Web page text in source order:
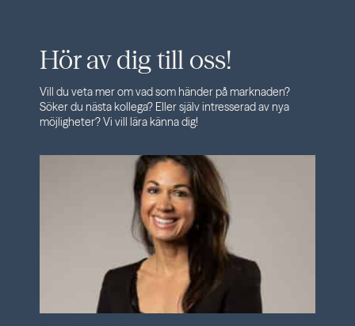
Hör av dig till oss!
Vill du veta mer om vad som händer på marknaden?
Söker du nästa kollega? Eller själv intresserad av nya
möjligheter? Vi vill lära känna dig!